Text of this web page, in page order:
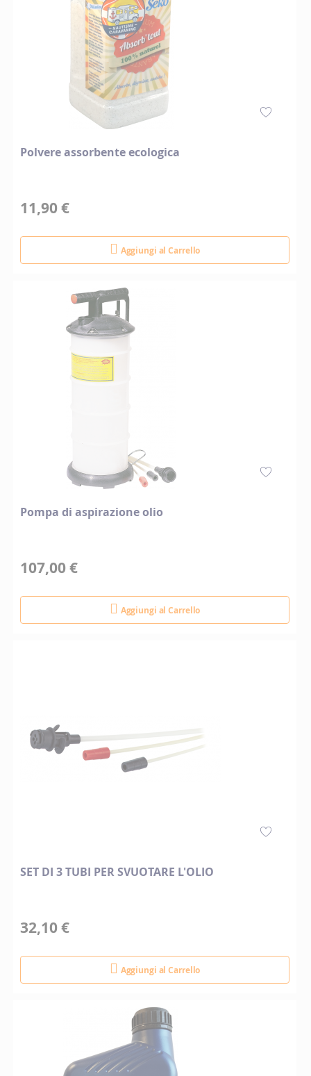
Polvere assorbente ecologica
11,90 €
Aggiungi al Carrello
Pompa di aspirazione olio
107,00 €
Aggiungi al Carrello
SET DI 3 TUBI PER SVUOTARE L'OLIO
32,10 €
Aggiungi al Carrello